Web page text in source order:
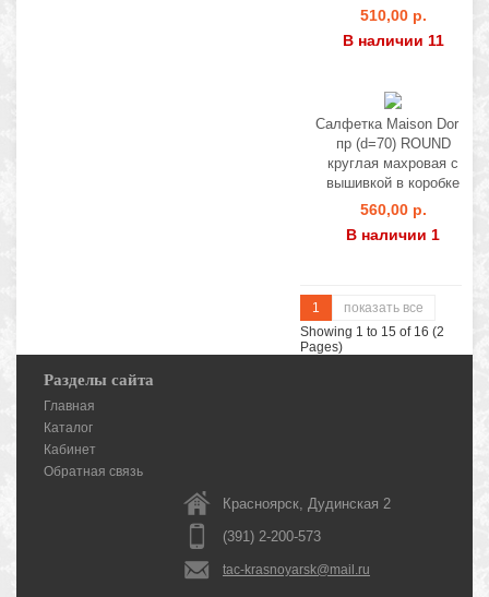
510,00 р.
В наличии 11
Салфетка Maison Dor 1
пр (d=70) ROUND
круглая махровая с
вышивкой в коробке
560,00 р.
В наличии 1
1
показать все
Showing 1 to 15 of 16 (2
Pages)
Разделы сайта
Главная
Каталог
Кабинет
Обратная связь
Красноярск, Дудинская 2
(391) 2-200-573
tac-krasnoyarsk@mail.ru